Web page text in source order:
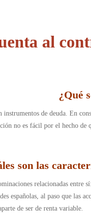
al
¿Qué
instrumentos de deuda. En
no es fácil por el hecho
son las
relacionadas
españolas, al paso que las
de ser de renta variable.